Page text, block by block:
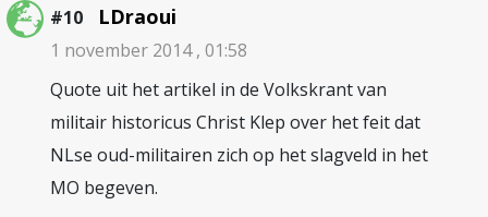
#10 LDraoui
1 november 2014 , 01:58
Quote uit het artikel in de Volkskrant van
militair historicus Christ Klep over het feit dat
NLse oud-militairen zich op het slagveld in het
MO begeven.